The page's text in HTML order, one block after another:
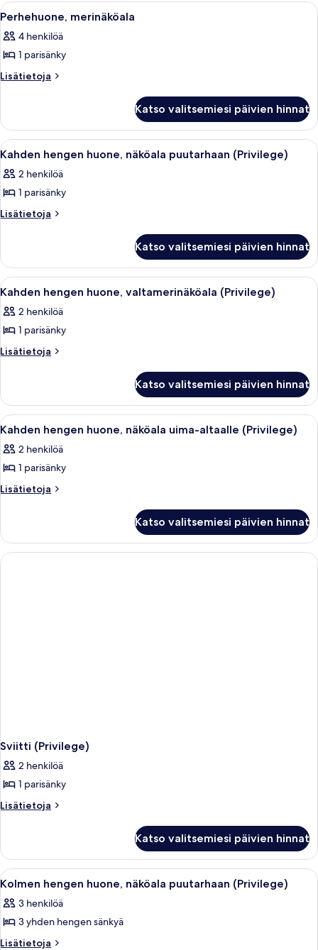
Avaa
kaikki
huonetyypin
Perhehuone,
merinäköala
Hotellihuone, jossa on sänky,
6
Perhehuone, merinäköala
4 henkilöä
1 parisänky
Lisätietoja
Lisätietoja
Katso valitsemiesi päivien hinnat
Avaa
kaikki
huonetyypin
Kahden
hengen
puutarhaan
(Privilege)
kuvat
Hotellihuone, jossa on sänky,
6
Kahden hengen huone, näköala puutarhaan (Privilege)
2 henkilöä
1 parisänky
Lisätietoja
Lisätietoja
huone,
näköala
puutarhaan
Katso valitsemiesi päivien hinnat
Avaa
kaikki
huonetyypin
Kahden
hengen
(Privilege)
kuvat
Hotellihuone, jossa on sänky,
6
Kahden hengen huone, valtamerinäköala (Privilege)
2 henkilöä
1 parisänky
Lisätietoja
Lisätietoja
huone,
valtamerinäköala
(Privilege)
Katso valitsemiesi päivien hinnat
Avaa
kaikki
huonetyypin
Kahden
hengen
uima-
altaalle
Hotellihuone, jossa on sänky,
5
Kahden hengen huone, näköala uima-altaalle (Privilege)
2 henkilöä
1 parisänky
Lisätietoja
Lisätietoja
huone,
näköala
uima-
Katso valitsemiesi päivien hinnat
Sviitti (Privilege)
2 henkilöä
1 parisänky
Lisätietoja
Lisätietoja
Katso valitsemiesi päivien hinnat
Avaa
kaikki
huonetyypin
Kolmen
hengen
Hotellihuone, jossa on sänky,
4
Kolmen hengen huone, näköala puutarhaan (Privilege)
3 henkilöä
3 yhden hengen sänkyä
Lisätietoja
Lisätietoja